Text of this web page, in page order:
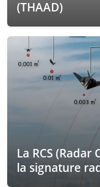
(THAAD)
La RCS
la signature